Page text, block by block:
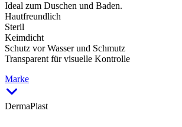
Ideal zum Duschen und Baden.
Hautfreundlich
Steril
Keimdicht
Schutz vor Wasser und Schmutz
Transparent für visuelle Kontrolle
Marke
DermaPlast